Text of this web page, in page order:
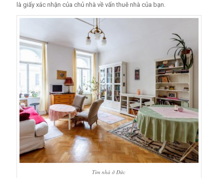
là giấy xác nhận của chủ nhà về vấn thuê nhà của bạn.
Tìm nhà ở Đức